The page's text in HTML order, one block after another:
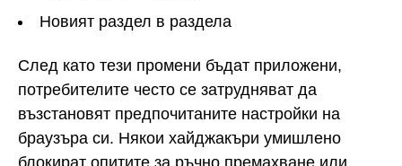
Новият раздел в раздела
След като тези промени бъдат приложени,
потребителите често се затрудняват да
възстановят предпочитаните настройки на
браузъра си. Някои хайджакъри умишлено
блокират опитите за ръчно премахване или